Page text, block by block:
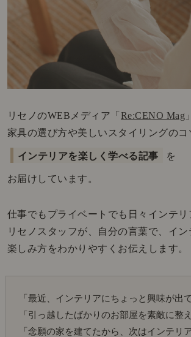
リセノのWEBメディア「 Re:CENO Mag
家具の選び方や美しいスタイリングのコ
インテリアを楽しく学べる記事 を
お届けしています。
仕事でもプライベートでも日々インテリ
リセノスタッフが、自分の言葉で、イン
楽しみ方をわかりやすくお伝えします。
「最近、インテリアにちょっと興味が出
「引っ越したばかりのお部屋を素敵に整
「念願の家を建てたから、次はインテリ